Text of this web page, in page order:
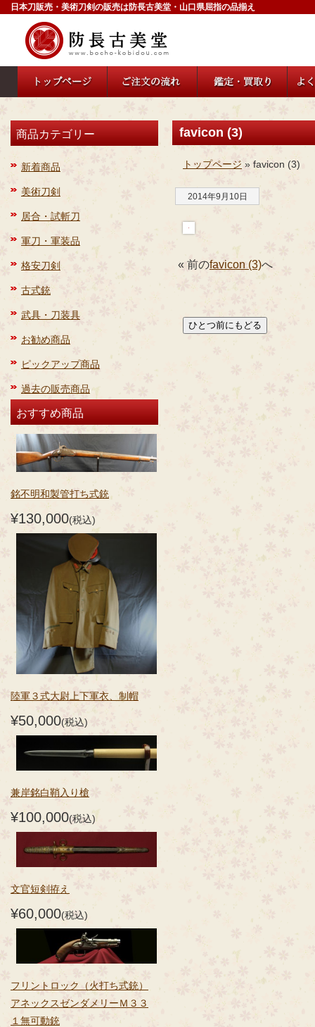
日本刀販売・美術刀剣の販売は防長古美堂・山口県屈指の品揃え
商品カテゴリー
新着商品
美術刀剣
居合・試斬刀
軍刀・軍装品
格安刀剣
古式銃
武具・刀装具
お勧め商品
ピックアップ商品
過去の販売商品
おすすめ商品
銘不明和製管打ち式銃
¥130,000(税込)
陸軍３式大尉上下軍衣、制帽
¥50,000(税込)
兼岸銘白鞘入り槍
¥100,000(税込)
文官短剣拵え
¥60,000(税込)
フリントロック（火打ち式銃）
アネックスゼンダメリーＭ３３
１無可動銃
favicon (3)
トップページ » favicon (3)
2014年9月10日
« 前のfavicon (3)へ